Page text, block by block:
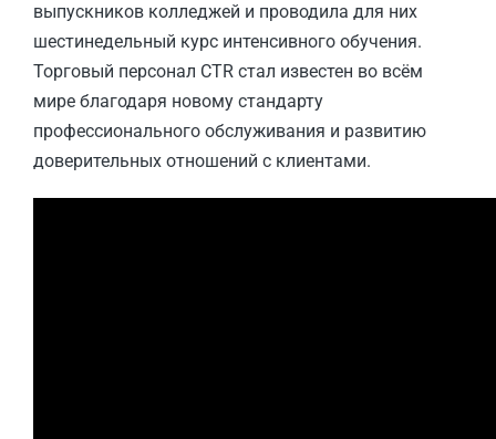
выпускников колледжей и проводила для них
шестинедельный курс интенсивного обучения.
Торговый персонал CTR стал известен во всём
мире благодаря новому стандарту
профессионального обслуживания и развитию
доверительных отношений с клиентами.